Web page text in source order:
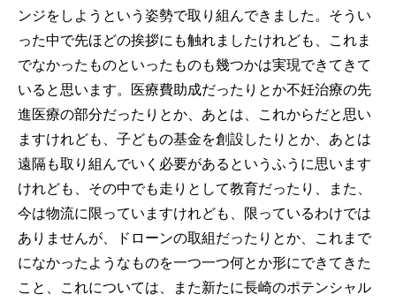
ンジをしようという姿勢で取り組んできました。そうい
った中で先ほどの挨拶にも触れましたけれども、これま
でなかったものといったものも幾つかは実現できてきて
いると思います。医療費助成だったりとか不妊治療の先
進医療の部分だったりとか、あとは、これからだと思い
ますけれども、子どもの基金を創設したりとか、あとは
遠隔も取り組んでいく必要があるというふうに思います
けれども、その中でも走りとして教育だったり、また、
今は物流に限っていますけれども、限っているわけでは
ありませんが、ドローンの取組だったりとか、これまで
になかったようなものを一つ一つ何とか形にできてきた
こと、これについては、また新たに長崎のポテンシャル